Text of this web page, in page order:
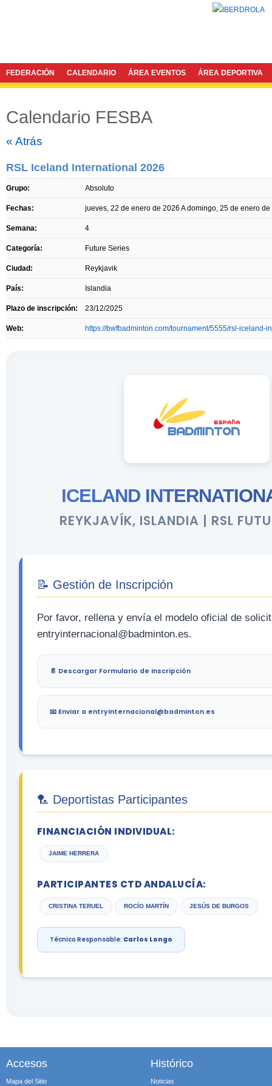
FEDERACIÓN CALENDARIO ÁREA EVENTOS ÁREA DEPORTIVA
Calendario FESBA
« Atrás
RSL Iceland International 2026
Grupo: Absoluto
Fechas: jueves, 22 de enero de 2026 Adomingo, 25 de enero de
Semana: 4
Categoría: Future Series
Ciudad: Reykjavik
País: Islandia
Plazo de inscripción: 23/12/2025
Web: https://bwfbadminton.com/tournament/5555/rsl-iceland-
ICELAND
REYKJAVÍK, ISLANDIA | RSL
📝 Gestión de Inscripción
Por favor, rellena y envía el modelo oficial de
entryinternacional@badminton.es.
📄 Descargar Formulario de Inscripción
📧 Enviar a entryinternacional@badminton.es
🏸 Deportistas Participantes
FINANCIACIÓN INDIVIDUAL:
JAIME HERRERA
PARTICIPANTES CTD ANDALUCÍA:
CRISTINA TERUEL ROCÍO MARTÍN JESÚS DE BURGOS
Técnico Responsable: Carlos Longo
Accesos
Mapa del Sitio
Histórico
Noticias